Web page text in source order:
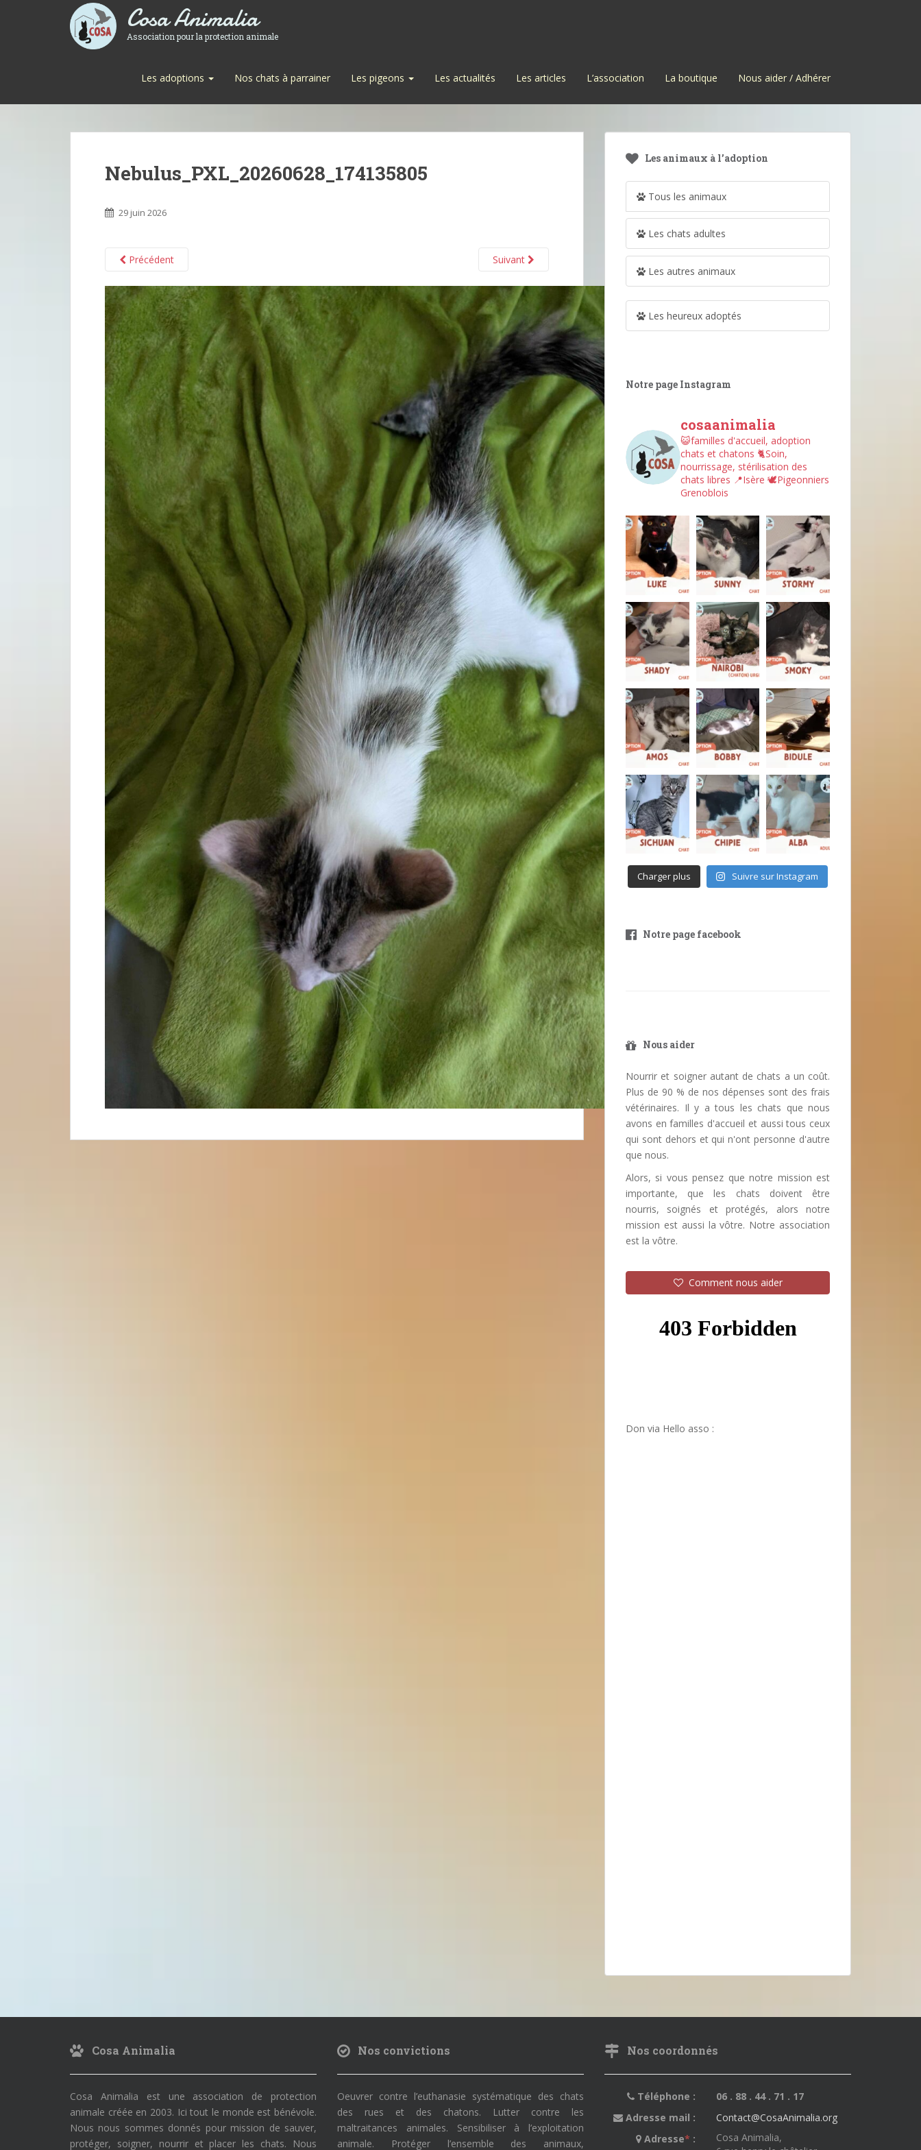
Cosa Animalia
Association pour la protection animale
Les adoptions Nos chats à parrainer Les pigeons Les actualités Les articles L’association La boutique Nous aider / Adhérer
Nebulus_PXL_20260628_174135805
29 juin 2026
Précédent Suivant
Les animaux à l’adoption
Tous les animaux
Les chats adultes
Les autres animaux
Les heureux adoptés
Notre page Instagram
cosaanimalia
😺familles d'accueil, adoption
chats et chatons 🐈Soin,
nourrissage, stérilisation des
chats libres 📍Isère 🕊︎Pigeonniers
Grenoblois
Charger plus Suivre sur Instagram
Notre page facebook
Nous aider
Nourrir et soigner autant de chats a un coût.
Plus de 90 % de nos dépenses sont des frais
vétérinaires. Il y a tous les chats que nous
avons en familles d'accueil et aussi tous ceux
qui sont dehors et qui n'ont personne d'autre
que nous.
Alors, si vous pensez que notre mission est
importante, que les chats doivent être
nourris, soignés et protégés, alors notre
mission est aussi la vôtre. Notre association
est la vôtre.
Comment nous aider
Don via Hello asso :
Cosa Animalia
Cosa Animalia est une association de protection
animale créée en 2003. Ici tout le monde est bénévole.
Nous nous sommes donnés pour mission de sauver,
protéger, soigner, nourrir et placer les chats. Nous
Nos convictions
Oeuvrer contre l’euthanasie systématique des chats
des rues et des chatons. Lutter contre les
maltraitances animales. Sensibiliser à l’exploitation
animale. Protéger l’ensemble des animaux,
Nos coordonnés
Téléphone :
06 . 88 . 44 . 71 . 17
Adresse mail :
Contact@CosaAnimalia.org
Adresse* :
Cosa Animalia,